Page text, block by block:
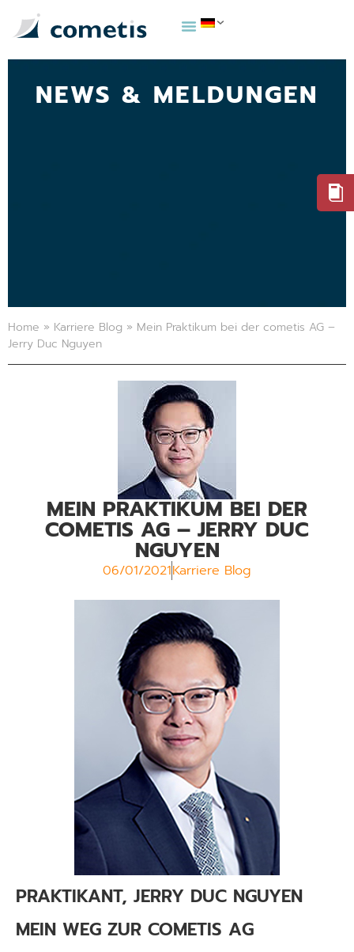
NEWS & MELDUNGEN
Home » Karriere Blog » Mein Praktikum bei der cometis AG –
Jerry Duc Nguyen
MEIN PRAKTIKUM BEI DER
COMETIS AG – JERRY DUC
NGUYEN
06/01/2021Karriere Blog
PRAKTIKANT, JERRY DUC NGUYEN
MEIN WEG ZUR COMETIS AG